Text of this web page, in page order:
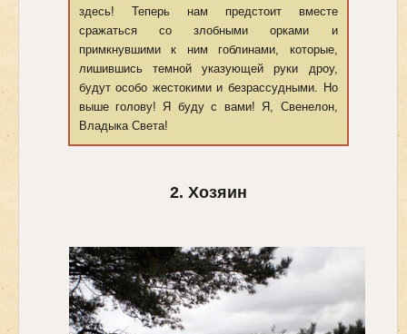
здесь! Теперь нам предстоит вместе
сражаться со злобными орками и
примкнувшими к ним гоблинами, которые,
лишившись темной указующей руки дроу,
будут особо жестокими и безрассудными. Но
выше голову! Я буду с вами! Я, Свенелон,
Владыка Света!
2. Хозяин